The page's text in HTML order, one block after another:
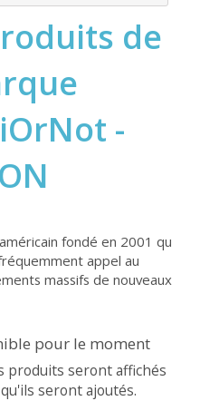
de
-
fondé en 2001 qu
appel au
massifs de nouveaux
pour le moment
produits seront affichés
seront ajoutés.